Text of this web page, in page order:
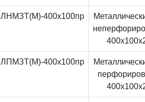
ЛНМЗТ(М)-400x100пр
ЛПМЗТ(М)-400x100пр